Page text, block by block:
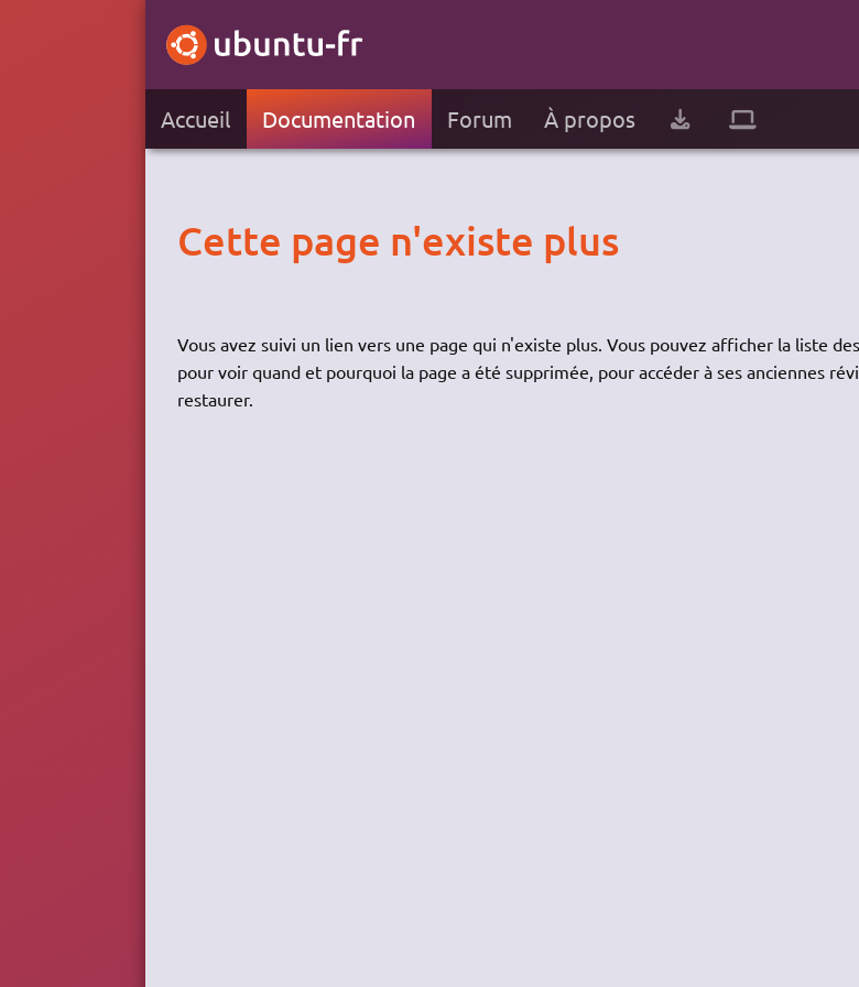
Accueil Documentation Forum À propos
Cette page n'existe plus
Vous avez suivi un lien vers une page qui n'existe plus. Vous pouvez afficher la liste des
pour voir quand et pourquoi la page a été supprimée, pour accéder à ses anciennes
restaurer.